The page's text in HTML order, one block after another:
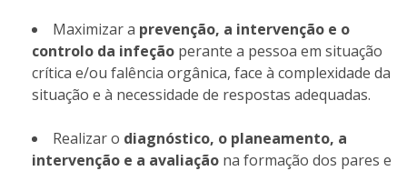
Maximizar a prevenção, a intervenção e o
controlo da infeção perante a pessoa em situação
crítica e/ou falência orgânica, face à complexidade da
situação e à necessidade de respostas adequadas.
Realizar o diagnóstico, o planeamento, a
intervenção e a avaliação na formação dos pares e